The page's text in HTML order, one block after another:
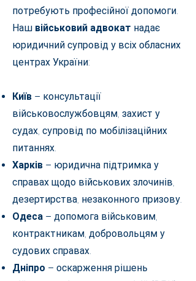
потребують професійної допомоги.
Наш військовий адвокат надає
юридичний супровід у всіх обласних
центрах України:
Київ – консультації
військовослужбовцям, захист у
судах, супровід по мобілізаційних
питаннях.
Харків – юридична підтримка у
справах щодо військових злочинів,
дезертирства, незаконного призову.
Одеса – допомога військовим,
контрактникам, добровольцям у
судових справах.
Дніпро – оскарження рішень